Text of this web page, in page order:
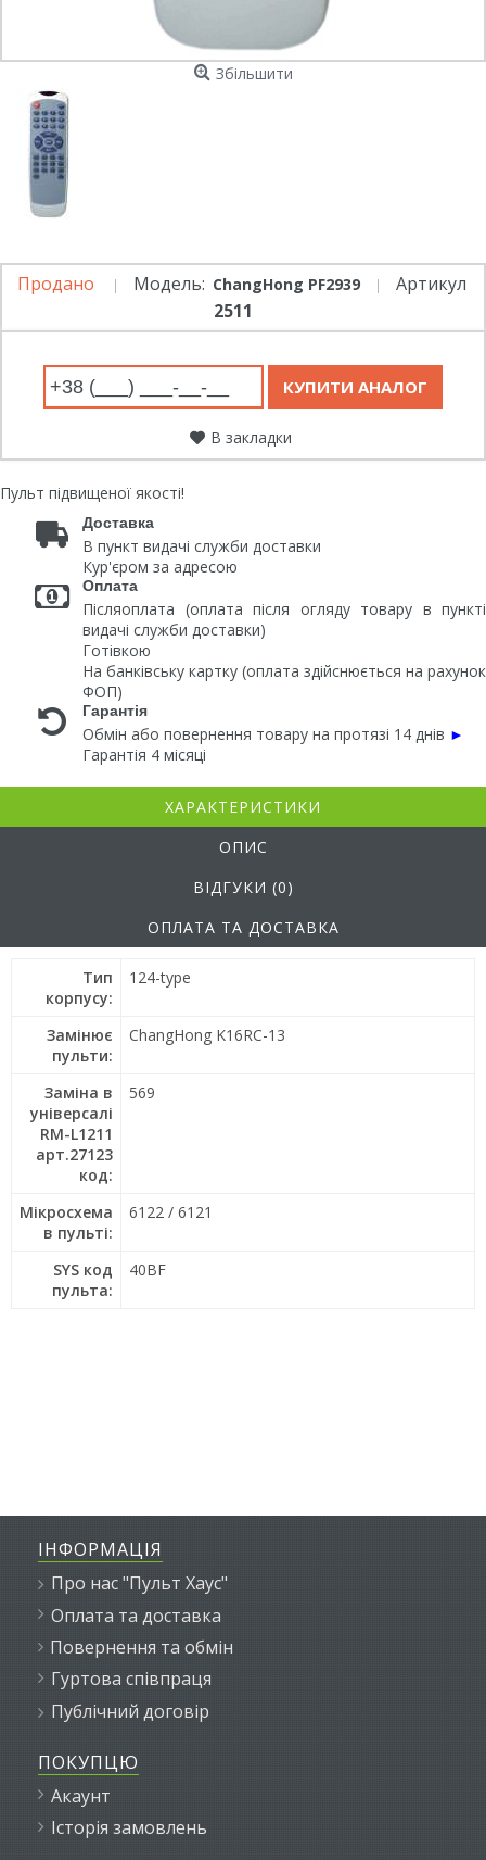
Збільшити
Продано Модель: ChangHong PF2939
Артикул
2511
В закладки
Пульт підвищеної якості!
Доставка
В пункт видачі служби доставки
Кур'єром за адресою
Оплата
Післяоплата (оплата після огляду товару в пункті
видачі служби доставки)
Готівкою
На банківську картку (оплата здійснюється на рахунок
ФОП)
Гарантія
Обмін або повернення товару на протязі 14 днів ►
Гарантія 4 місяці
ХАРАКТЕРИСТИКИ
ОПИС
ВІДГУКИ (0)
ОПЛАТА ТА ДОСТАВКА
Тип
корпусу:
124-type
Замінює
пульти:
ChangHong K16RC-13
Заміна в
універсалі
RM-L1211
арт.27123
код:
569
Мікросхема
в пульті:
6122 / 6121
SYS код
пульта:
40BF
ІНФОРМАЦІЯ
Про нас "Пульт Хаус"
Оплата та доставка
Повернення та обмін
Гуртова співпраця
Публічний договір
ПОКУПЦЮ
Акаунт
Історія замовлень